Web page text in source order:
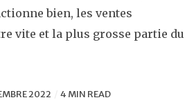
bien, les ventes
vite et la plus grosse partie du
2022 4 MIN READ